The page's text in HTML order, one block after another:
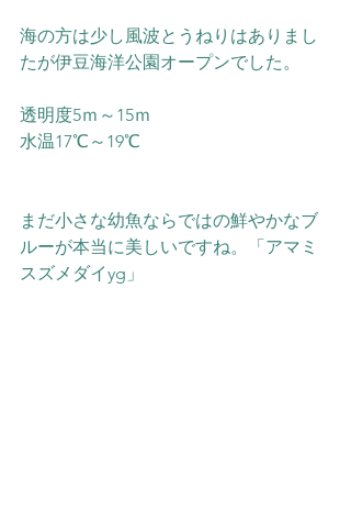
海の方は少し風波とうねりはありまし
たが伊豆海洋公園オープンでした。
透明度5ｍ～15ｍ
水温17℃～19℃
まだ小さな幼魚ならではの鮮やかなブ
ルーが本当に美しいですね。「アマミ
スズメダイyg」